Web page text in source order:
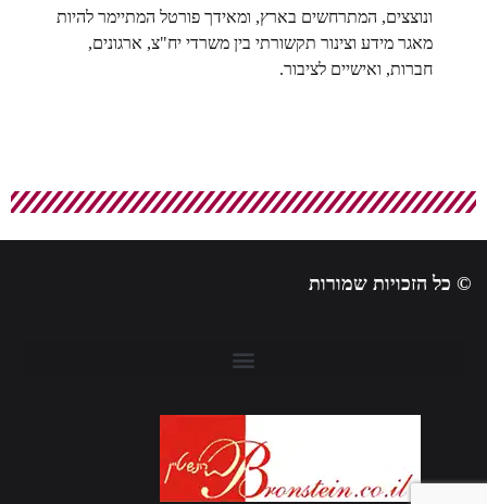
ונוצצים, המתרחשים בארץ, ומאידך פורטל המתיימר להיות
מאגר מידע וצינור תקשורתי בין משרדי יח"צ, ארגונים,
חברות, ואישיים לציבור.
© כל הזכויות שמורות